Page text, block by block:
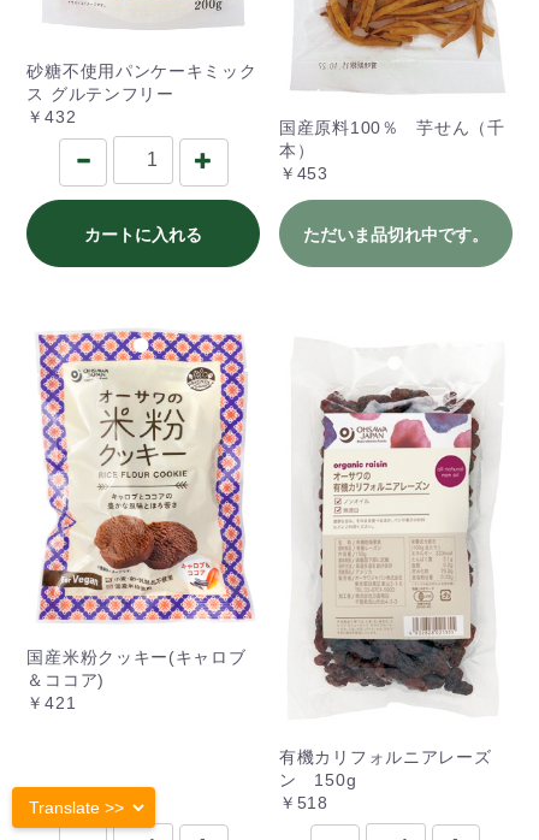
砂糖不使用パンケーキミック
ス グルテンフリー
￥432
カートに入れる
国産原料100％ 芋せん（千
本）
￥453
ただいま品切れ中です。
国産米粉クッキー(キャロブ
＆ココア)
￥421
有機カリフォルニアレーズ
ン 150g
￥518